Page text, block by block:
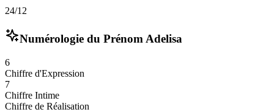
24/12
Numérologie du Prénom Adelisa
6
Chiffre d'Expression
7
Chiffre Intime
Chiffre de Réalisation